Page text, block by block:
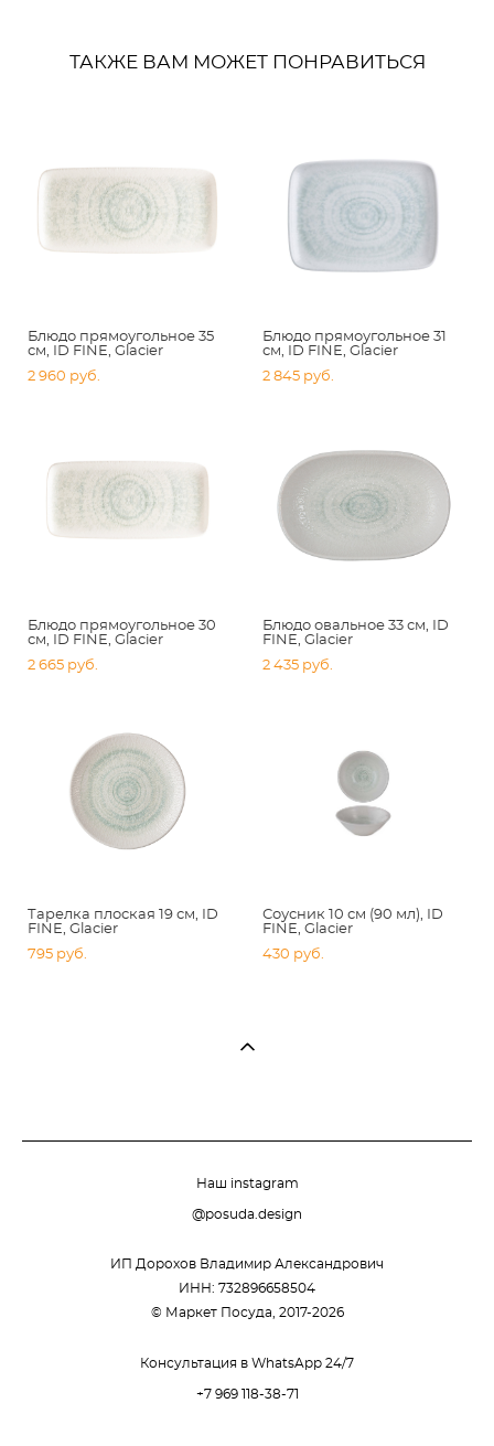
ТАКЖЕ ВАМ МОЖЕТ ПОНРАВИТЬСЯ
Блюдо прямоугольное 35
см, ID FINE, Glacier
2 960 pуб.
Блюдо прямоугольное 31
см, ID FINE, Glacier
2 845 pуб.
Блюдо прямоугольное 30
см, ID FINE, Glacier
2 665 pуб.
Блюдо овальное 33 см, ID
FINE, Glacier
2 435 pуб.
Тарелка плоская 19 см, ID
FINE, Glacier
795 pуб.
Соусник 10 см (90 мл), ID
FINE, Glacier
430 pуб.
Наш instagram
@posuda.design
ИП Дорохов Владимир Александрович
ИНН: 732896658504
© Маркет Посуда, 2017-2026
Консультация в WhatsApp 24/7
+7 969 118-38-71